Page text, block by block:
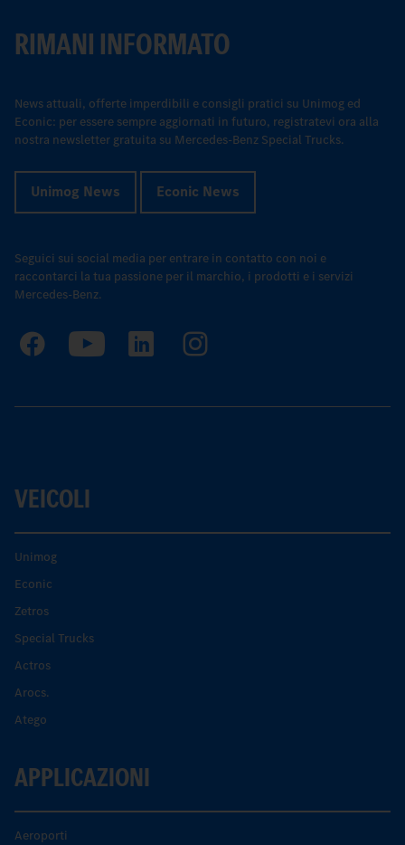
RIMANI INFORMATO
News attuali, offerte imperdibili e consigli pratici su Unimog ed
Econic: per essere sempre aggiornati in futuro, registratevi ora alla
nostra newsletter gratuita su Mercedes-Benz Special Trucks.
Unimog News Econic News
Seguici sui social media per entrare in contatto con noi e
raccontarci la tua passione per il marchio, i prodotti e i servizi
Mercedes-Benz.
VEICOLI
Unimog
Econic
Zetros
Special Trucks
Actros
Arocs.
Atego
APPLICAZIONI
Aeroporti